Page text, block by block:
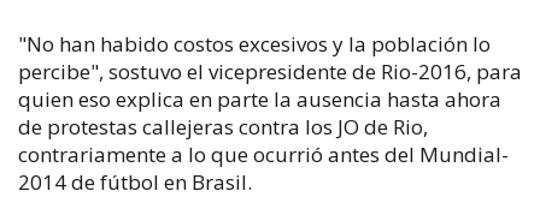
"No han habido costos excesivos y la población lo
percibe", sostuvo el vicepresidente de Rio-2016, para
quien eso explica en parte la ausencia hasta ahora
de protestas callejeras contra los JO de Rio,
contrariamente a lo que ocurrió antes del Mundial-
2014 de fútbol en Brasil.